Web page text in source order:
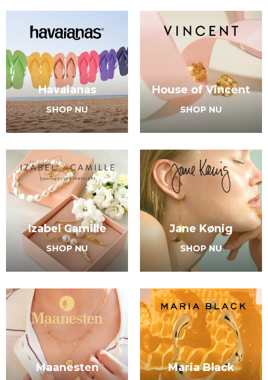
Havaianas
SHOP NU
House of Vincent
SHOP NU
Izabel Camille
SHOP NU
Jane Kønig
SHOP NU
Maanesten Maria Black